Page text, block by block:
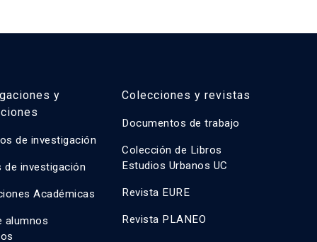
y
de investigación
de investigación
Académicas
alumnos
Colecciones y revistas
Documentos de trabajo
Colección de Libros
Estudios Urbanos UC
Revista EURE
Revista PLANEO